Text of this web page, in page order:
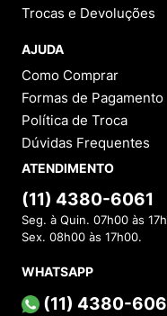
Trocas e Devoluções
AJUDA
Como Comprar
Formas de Pagamento
Política de Troca
Dúvidas Frequentes
ATENDIMENTO
(11) 4380-6061
Seg. à Quin. 07h00 às
Sex. 08h00 às 17h00.
WHATSAPP
(11) 4380-